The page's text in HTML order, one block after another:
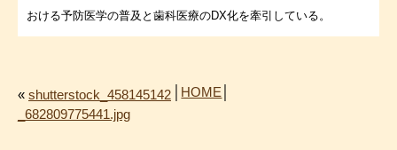
おける予防医学の普及と歯科医療のDX化を牽引している。
« shutterstock_458145142
_682809775441.jpg
HOME